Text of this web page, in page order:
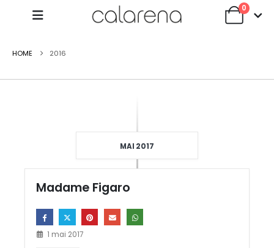
0
HOME 2016
MAI 2017
Madame Figaro
1 mai 2017